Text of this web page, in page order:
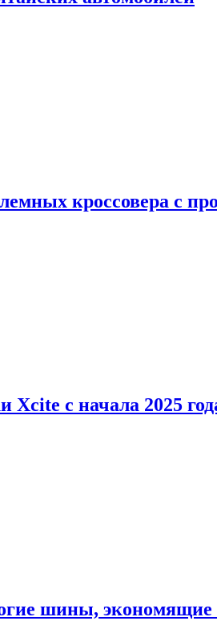
кроссовера с
с начала 2025
шины, экономящие